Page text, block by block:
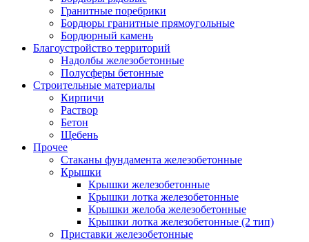
Гранитные поребрики
Бордюры гранитные прямоугольные
Бордюрный камень
Благоустройство территорий
Надолбы железобетонные
Полусферы бетонные
Строительные материалы
Кирпичи
Раствор
Бетон
Щебень
Прочее
Стаканы фундамента железобетонные
Крышки
Крышки железобетонные
Крышки лотка железобетонные
Крышки желоба железобетонные
Крышки лотка железобетонные (2 тип)
Приставки железобетонные